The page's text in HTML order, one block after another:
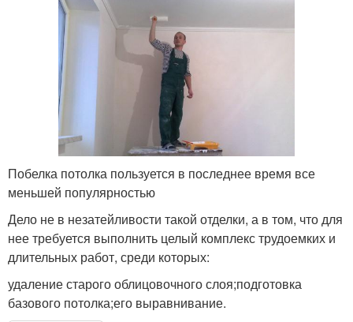
Побелка потолка пользуется в последнее время все
меньшей популярностью
Дело не в незатейливости такой отделки, а в том, что для
нее требуется выполнить целый комплекс трудоемких и
длительных работ, среди которых:
удаление старого облицовочного слоя;подготовка
базового потолка;его выравнивание.